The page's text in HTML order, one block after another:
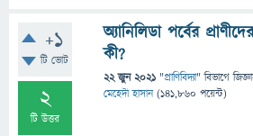
+1
টি ভোট
2
টি উত্তর
অ্যানিলিডা পর্বের
কী?
22 জুন 2021 "প্রাণিবিদ্যা" বিভাগে
মেহেদী হাসান (141,860 পয়েন্ট)